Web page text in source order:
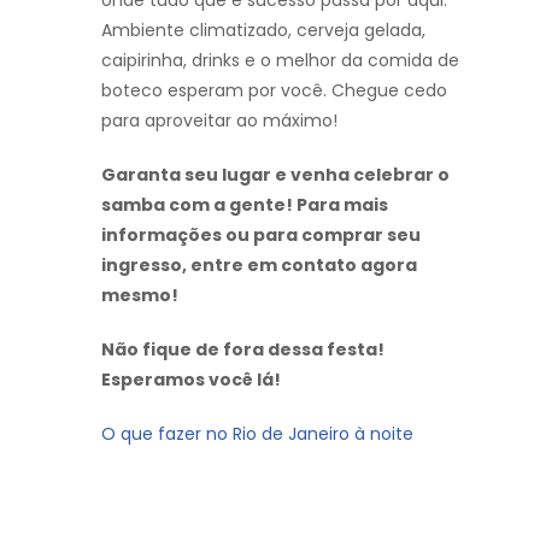
Ambiente climatizado, cerveja gelada,
caipirinha, drinks e o melhor da comida de
boteco esperam por você. Chegue cedo
para aproveitar ao máximo!
Garanta seu lugar e venha celebrar o
samba com a gente! Para mais
informações ou para comprar seu
ingresso, entre em contato agora
mesmo!
Não fique de fora dessa festa!
Esperamos você lá!
O que fazer no Rio de Janeiro à noite